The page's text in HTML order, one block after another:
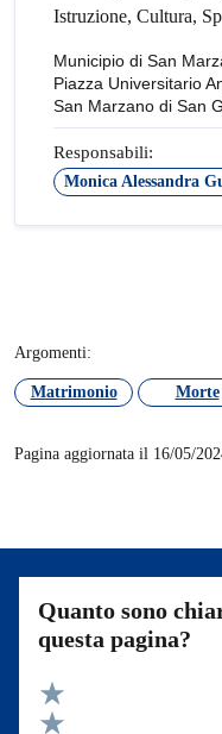
Istruzione, Cultura,
Municipio di San
Piazza Universitario
San Marzano di San
Responsabili:
Monica Alessandra
Argomenti:
Matrimonio Morte
Pagina aggiornata il 16/05/
Quanto sono
questa pagina?
Valuta 5 stelle su 5